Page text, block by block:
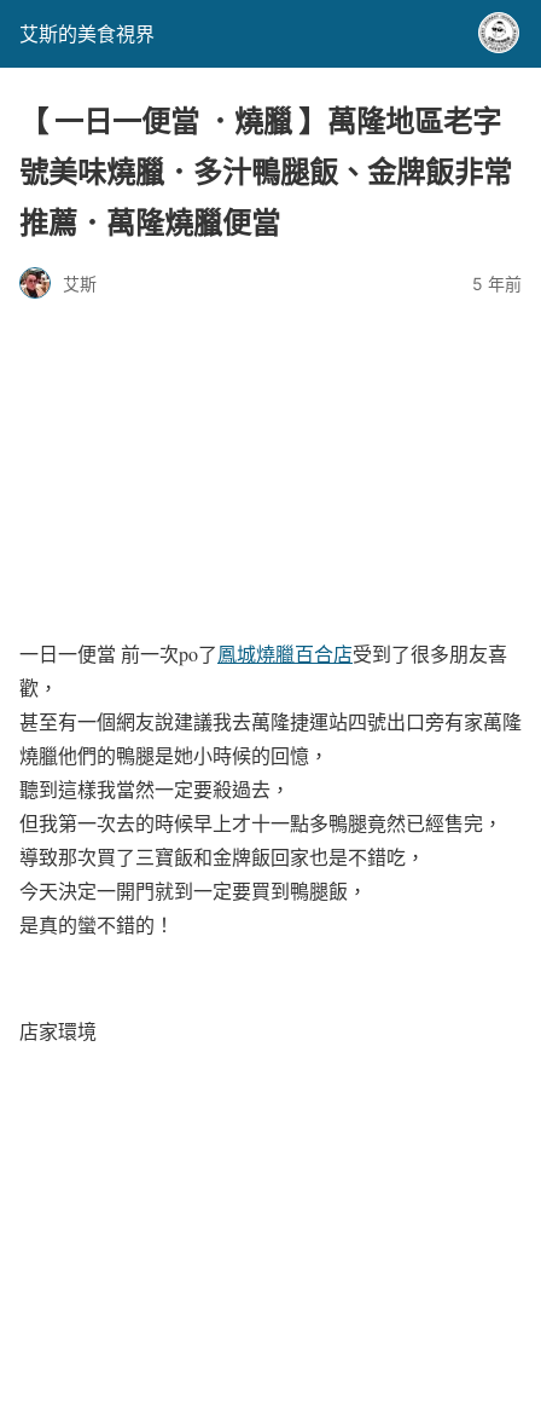
艾斯的美食視界
【 一日一便當 ．燒臘 】萬隆地區老字
號美味燒臘．多汁鴨腿飯、金牌飯非常
推薦．萬隆燒臘便當
艾斯 5 年前
一日一便當 前一次po了鳳城燒臘百合店受到了很多朋友喜
歡，
甚至有一個網友說建議我去萬隆捷運站四號出口旁有家萬隆
燒臘他們的鴨腿是她小時候的回憶，
聽到這樣我當然一定要殺過去，
但我第一次去的時候早上才十一點多鴨腿竟然已經售完，
導致那次買了三寶飯和金牌飯回家也是不錯吃，
今天決定一開門就到一定要買到鴨腿飯，
是真的蠻不錯的！
店家環境